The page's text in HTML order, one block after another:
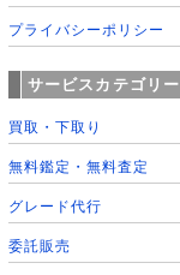
プライバシーポリシー
サービスカテゴリー
買取・下取り
無料鑑定・無料査定
グレード代行
委託販売